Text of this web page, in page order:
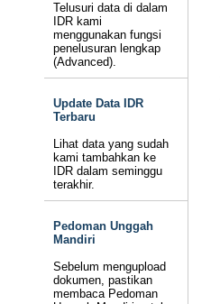
Telusuri data di dalam
IDR kami
menggunakan fungsi
penelusuran lengkap
(Advanced).
Update Data IDR
Terbaru
Lihat data yang sudah
kami tambahkan ke
IDR dalam seminggu
terakhir.
Pedoman Unggah
Mandiri
Sebelum mengupload
dokumen, pastikan
membaca Pedoman